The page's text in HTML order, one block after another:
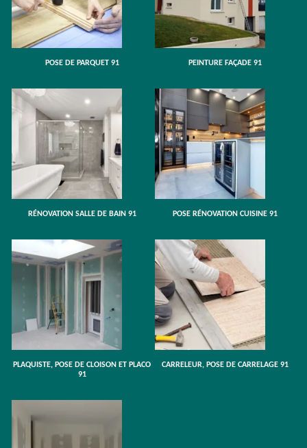
POSE DE PARQUET 91 PEINTURE FAÇADE 91
RÉNOVATION SALLE DE BAIN 91 POSE RÉNOVATION CUISINE 91
PLAQUISTE, POSE DE CLOISON ET PLACO
91
CARRELEUR, POSE DE CARRELAGE 91